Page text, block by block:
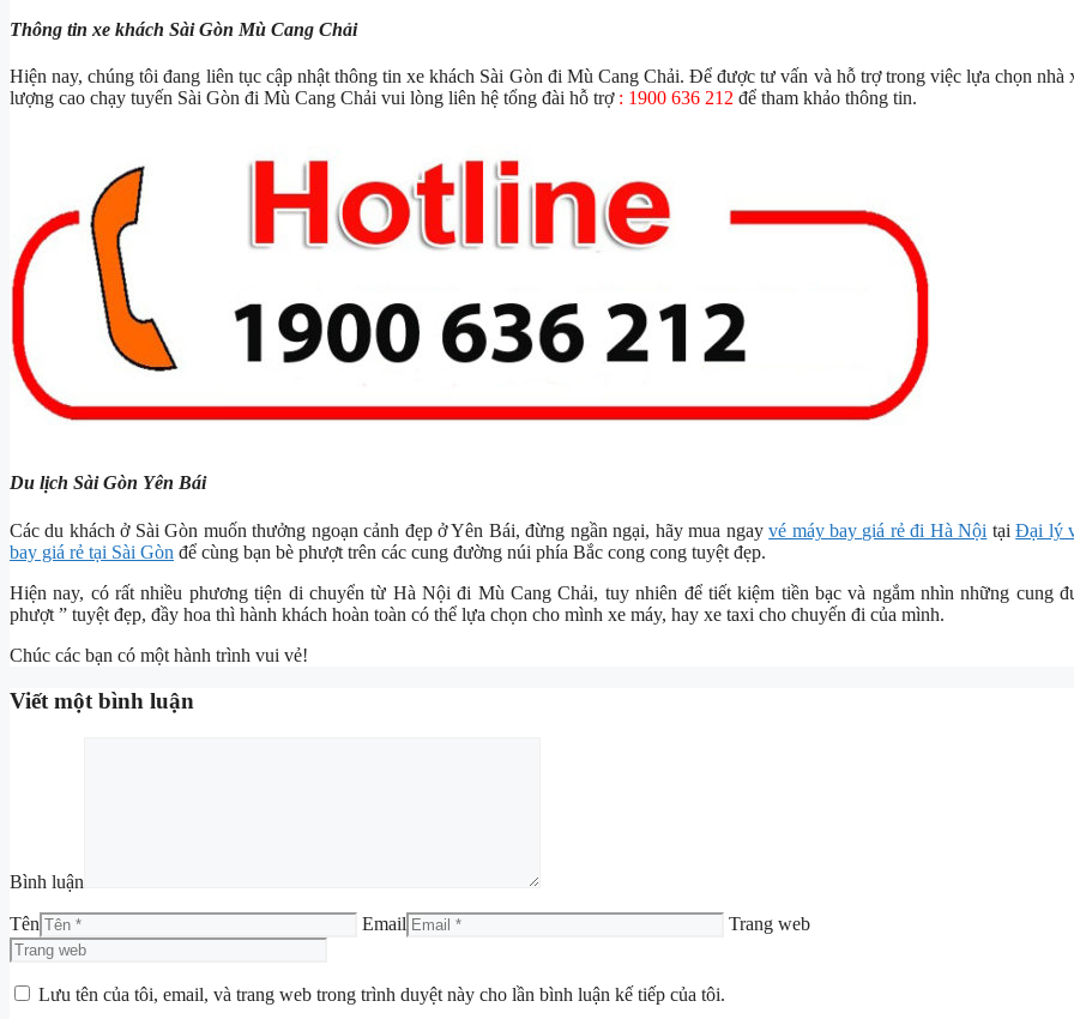
Thông tin xe khách Sài Gòn Mù Cang Chải
Hiện nay, chúng tôi đang liên tục cập nhật thông tin xe khách Sài Gòn đi Mù Cang Chải. Để được tư vấn và hỗ trợ trong việc lựa chọn nhà
lượng cao chạy tuyến Sài Gòn đi Mù Cang Chải vui lòng liên hệ tổng đài hỗ trợ : 1900 636 212 để tham khảo thông tin.
Du lịch Sài Gòn Yên Bái
Các du khách ở Sài Gòn muốn thưởng ngoạn cảnh đẹp ở Yên Bái, đừng ngần ngại, hãy mua ngayvé máy bay giá rẻ đi Hà Nội tạiĐại lý
bay giá rẻ tại Sài Gòn để cùng bạn bè phượt trên các cung đường núi phía Bắc cong cong tuyệt đẹp.
Hiện nay, có rất nhiều phương tiện di chuyển từ Hà Nội đi Mù Cang Chải, tuy nhiên để tiết kiệm tiền bạc và ngắm nhìn những cung
phượt ” tuyệt đẹp, đầy hoa thì hành khách hoàn toàn có thể lựa chọn cho mình xe máy, hay xe taxi cho chuyến đi của mình.
Chúc các bạn có một hành trình vui vẻ!
Viết một bình luận
Bình luận
Tên Email Trang web
Lưu tên của tôi, email, và trang web trong trình duyệt này cho lần bình luận kế tiếp của tôi.